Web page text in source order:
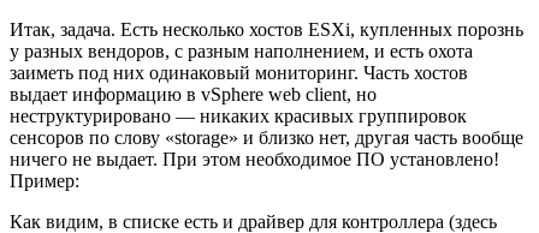
Итак, задача. Есть несколько хостов ESXi, купленных порознь
у разных вендоров, с разным наполнением, и есть охота
заиметь под них одинаковый мониторинг. Часть хостов
выдает информацию в vSphere web client, но
неструктурировано — никаких красивых группировок
сенсоров по слову «storage» и близко нет, другая часть вообще
ничего не выдает. При этом необходимое ПО установлено!
Пример:
Как видим, в списке есть и драйвер для контроллера (здесь